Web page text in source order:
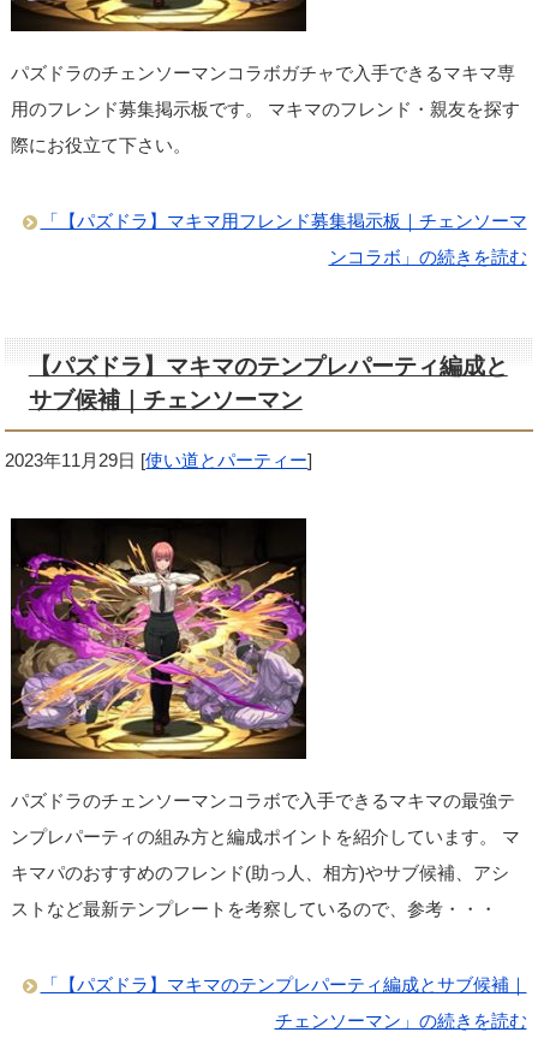
パズドラのチェンソーマンコラボガチャで入手できるマキマ専
用のフレンド募集掲示板です。 マキマのフレンド・親友を探す
際にお役立て下さい。
「【パズドラ】マキマ用フレンド募集掲示板｜チェンソーマ
ンコラボ」の続きを読む
【パズドラ】マキマのテンプレパーティ編成と
サブ候補｜チェンソーマン
2023年11月29日 [使い道とパーティー]
パズドラのチェンソーマンコラボで入手できるマキマの最強テ
ンプレパーティの組み方と編成ポイントを紹介しています。 マ
キマパのおすすめのフレンド(助っ人、相方)やサブ候補、アシ
ストなど最新テンプレートを考察しているので、参考・・・
「【パズドラ】マキマのテンプレパーティ編成とサブ候補｜
チェンソーマン」の続きを読む